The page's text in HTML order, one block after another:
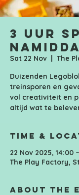
3 uur
Sat 22 Nov
  |
The
Duizenden
treinsporen en
vol creativiteit en
altijd wat te
Time &
22 Nov 2025, 14:00
The Play Factory,
About the